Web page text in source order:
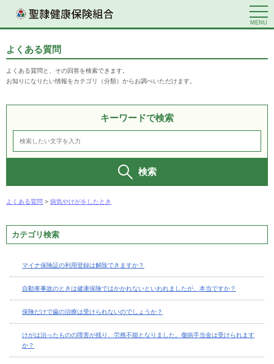
MENU
よくある質問
よくある質問と、その回答を検索できます。
お知りになりたい情報をカテゴリ（分類）からお調べいただけます。
キーワードで検索
検索
よくある質問 > 病気やけがをしたとき
カテゴリ検索
マイナ保険証の利用登録は解除できますか？
自動車事故のときは健康保険ではかかれないといわれましたが、本当ですか？
保険だけで歯の治療は受けられないのでしょうか？
けがは治ったものの障害が残り、労務不能となりました。傷病手当金は受けられます
か？